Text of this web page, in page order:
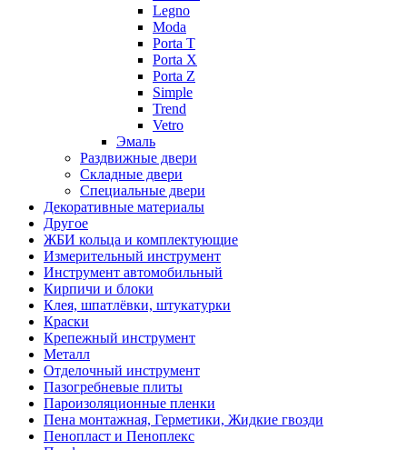
Legno
Moda
Porta T
Porta X
Porta Z
Simple
Trend
Vetro
Эмаль
Раздвижные двери
Складные двери
Специальные двери
Декоративные материалы
Другое
ЖБИ кольца и комплектующие
Измерительный инструмент
Инструмент автомобильный
Кирпичи и блоки
Клея, шпатлёвки, штукатурки
Краски
Крепежный инструмент
Металл
Отделочный инструмент
Пазогребневые плиты
Пароизоляционные пленки
Пена монтажная, Герметики, Жидкие гвозди
Пенопласт и Пеноплекс